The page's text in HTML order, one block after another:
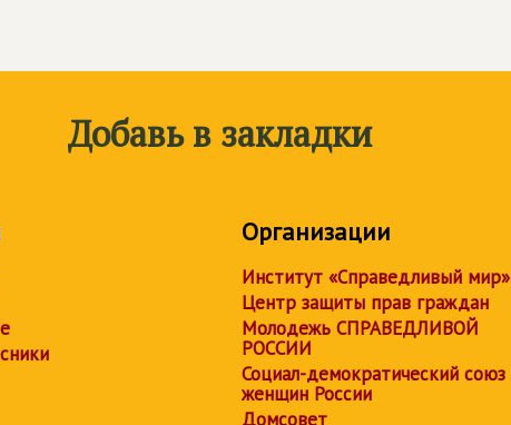
Добавь в закладки
Организации
Институт «Справедливый мир»
Центр защиты прав граждан
Молодежь СПРАВЕДЛИВОЙ
РОССИИ
Социал-демократический союз
женщин России
Домсовет